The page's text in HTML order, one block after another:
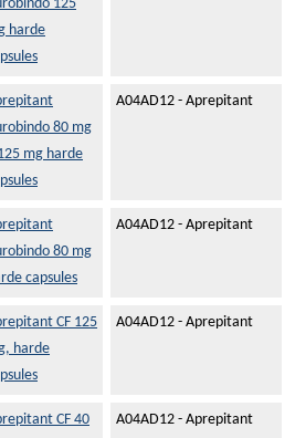
125
harde
80 mg
mg harde
A04AD12 - Aprepitant
80 mg
capsules
A04AD12 - Aprepitant
CF 125
harde
A04AD12 - Aprepitant
CF 40
A04AD12 - Aprepitant